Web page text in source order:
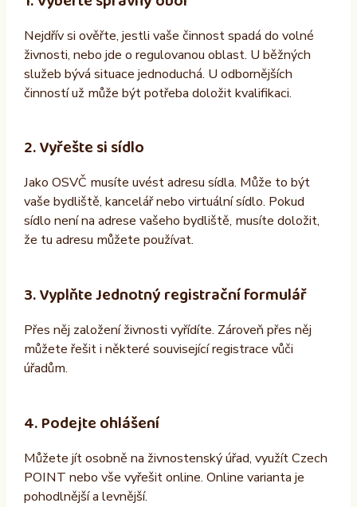
Nejdřív si ověřte, jestli vaše činnost spadá do volné
živnosti, nebo jde o regulovanou oblast. U běžných
služeb bývá situace jednoduchá. U odbornějších
činností už může být potřeba doložit kvalifikaci.
2. Vyřešte si sídlo
Jako OSVČ musíte uvést adresu sídla. Může to být
vaše bydliště, kancelář nebo virtuální sídlo. Pokud
sídlo není na adrese vašeho bydliště, musíte doložit,
že tu adresu můžete používat.
3. Vyplňte Jednotný registrační formulář
Přes něj založení živnosti vyřídíte. Zároveň přes něj
můžete řešit i některé související registrace vůči
úřadům.
4. Podejte ohlášení
Můžete jít osobně na živnostenský úřad, využít Czech
POINT nebo vše vyřešit online. Online varianta je
pohodlnější a levnější.